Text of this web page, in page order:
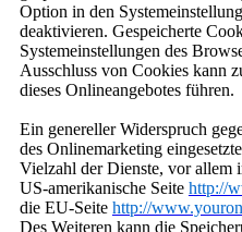
Option in den
deaktivieren. Gespeicherte
Systemeinstellungen des
Ausschluss von Cookies kann
dieses Onlineangebotes führen.
Ein genereller Widerspruch
des Onlinemarketing
Vielzahl der Dienste, vor allem
US-amerikanische Seite http://
die EU-Seite http://
Des Weiteren kann die